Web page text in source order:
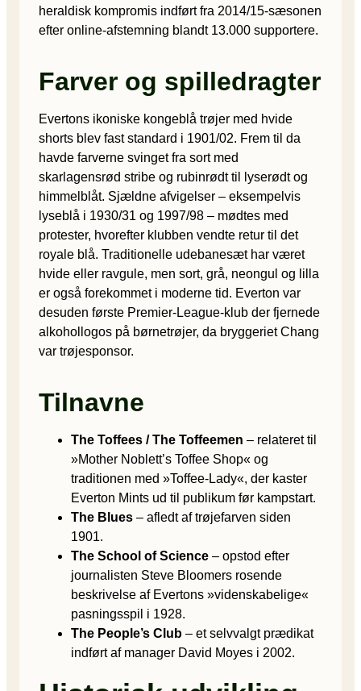
heraldisk kompromis indført fra 2014/15-sæsonen
efter online-afstemning blandt 13.000 supportere.
Farver og spilledragter
Evertons ikoniske kongeblå trøjer med hvide
shorts blev fast standard i 1901/02. Frem til da
havde farverne svinget fra sort med
skarlagensrød stribe og rubinrødt til lyserødt og
himmelblåt. Sjældne afvigelser – eksempelvis
lyseblå i 1930/31 og 1997/98 – mødtes med
protester, hvorefter klubben vendte retur til det
royale blå. Traditionelle udebanesæt har været
hvide eller ravgule, men sort, grå, neongul og lilla
er også forekommet i moderne tid. Everton var
desuden første Premier-League-klub der fjernede
alkohollogos på børnetrøjer, da bryggeriet Chang
var trøjesponsor.
Tilnavne
The Toffees / The Toffeemen – relateret til
»Mother Noblett’s Toffee Shop« og
traditionen med »Toffee-Lady«, der kaster
Everton Mints ud til publikum før kampstart.
The Blues – afledt af trøjefarven siden
1901.
The School of Science – opstod efter
journalisten Steve Bloomers rosende
beskrivelse af Evertons »videnskabelige«
pasningsspil i 1928.
The People’s Club – et selvvalgt prædikat
indført af manager David Moyes i 2002.